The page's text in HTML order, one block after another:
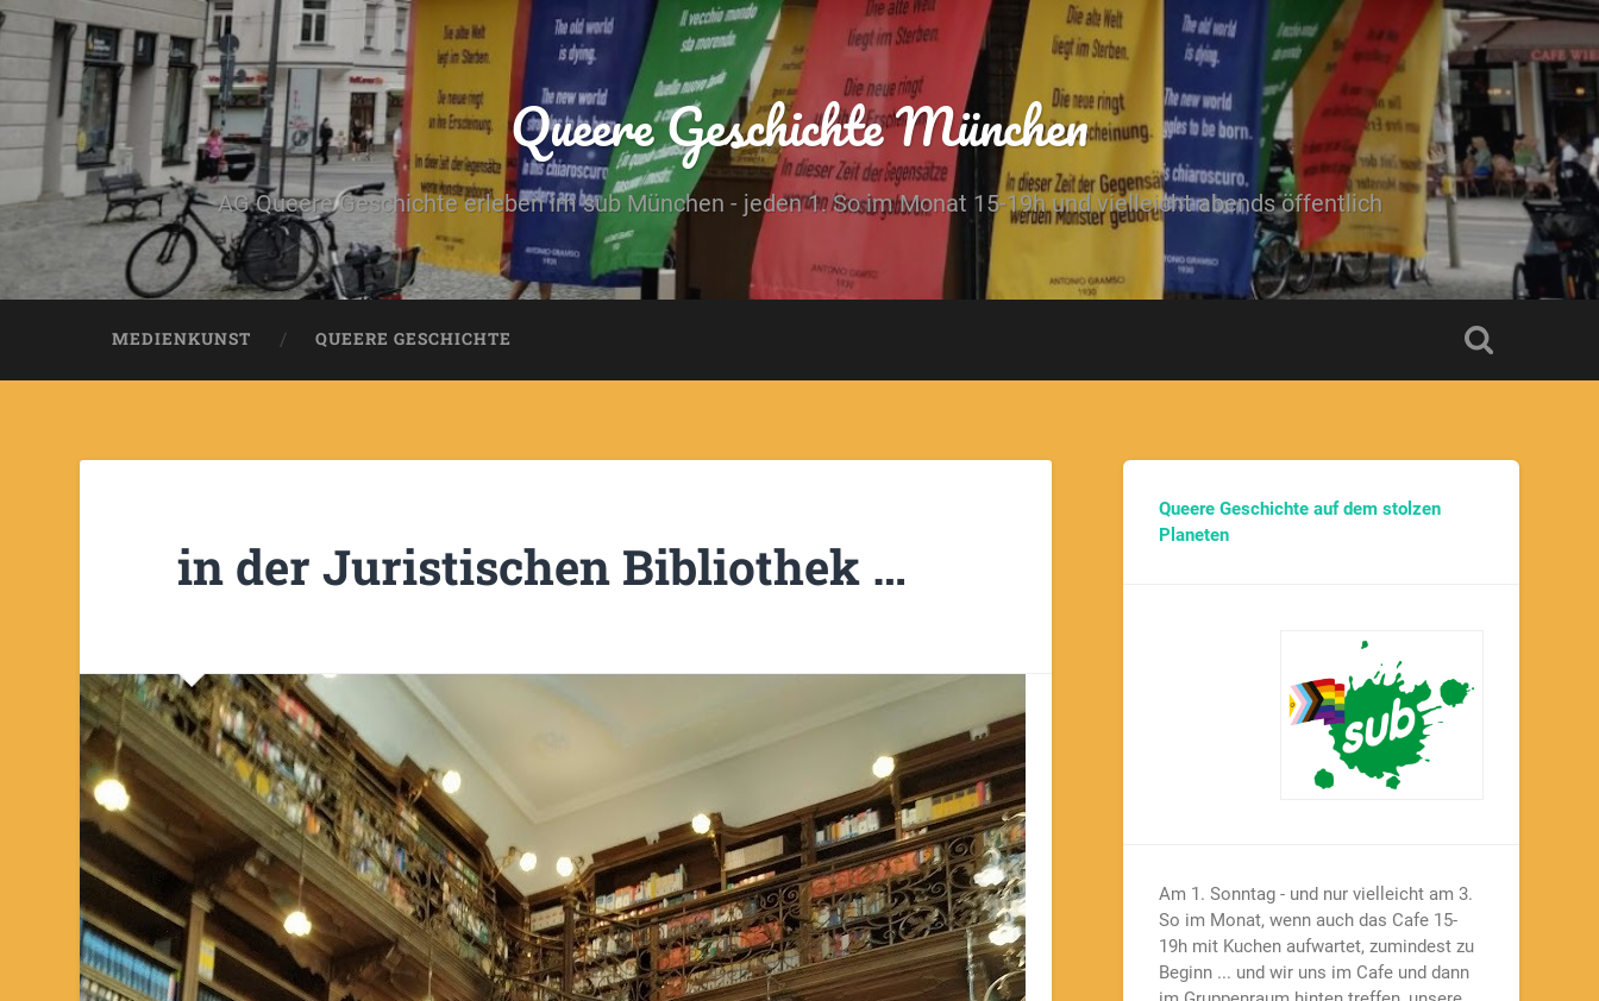
Queere Geschichte München
AG Queere Geschichte erleben im sub München - jeden 1. So im Monat 15-19h und vielleicht abends öffentlich
MEDIENKUNST QUEERE GESCHICHTE
in der Juristischen Bibliothek …
Queere Geschichte auf dem stolzen
Planeten
Am 1. Sonntag - und nur vielleicht am 3.
So im Monat, wenn auch das Cafe 15-
19h mit Kuchen aufwartet, zumindest zu
Beginn ... und wir uns im Cafe und dann